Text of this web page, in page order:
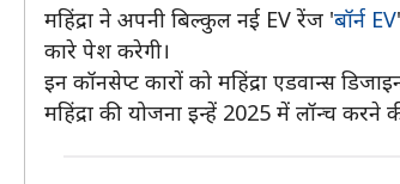
महिंद्रा ने अपनी बिल्कुल नई EV रेंज 'बॉर्न EV
कारे पेश करेगी।
इन कॉनसेप्ट कारों को महिंद्रा एडवान्स
महिंद्रा की योजना इन्हें 2025 में लॉन्च